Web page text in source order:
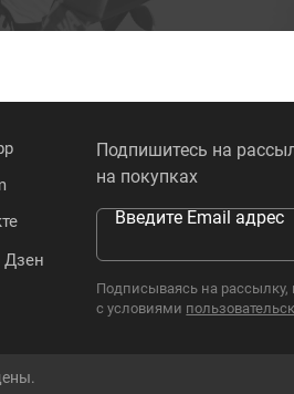
Дзен
Подпишитесь на
на покупках
Введите Email адрес
Подписываясь на рассылку,
с условиями